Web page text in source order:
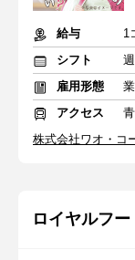
給与
1
シフト
雇用形態
アクセス
株式会社ワオ・コ
ロイヤルフ